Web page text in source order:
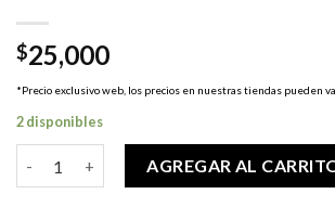
$25,000
*Precio exclusivo web, los precios en nuestras tiendas pueden
2 disponibles
AGREGAR AL